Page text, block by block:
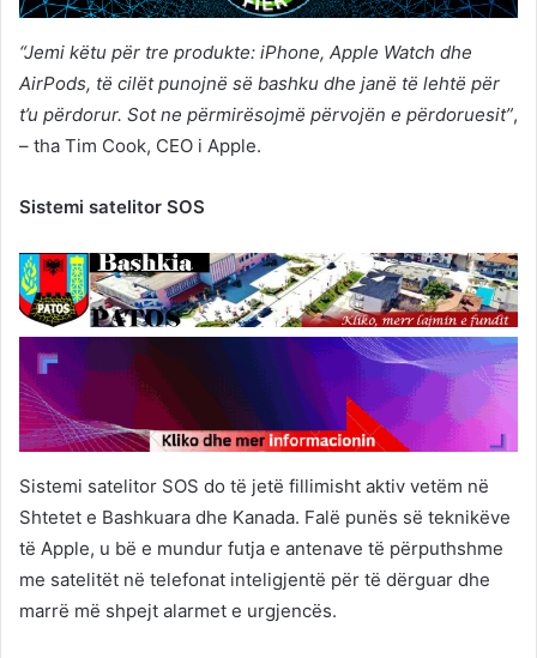
“Jemi këtu për tre produkte: iPhone, Apple Watch dhe
AirPods, të cilët punojnë së bashku dhe janë të lehtë për
t’u përdorur. Sot ne përmirësojmë përvojën e përdoruesit”,
– tha Tim Cook, CEO i Apple.
Sistemi satelitor SOS
Sistemi satelitor SOS do të jetë fillimisht aktiv vetëm në
Shtetet e Bashkuara dhe Kanada. Falë punës së teknikëve
të Apple, u bë e mundur futja e antenave të përputhshme
me satelitët në telefonat inteligjentë për të dërguar dhe
marrë më shpejt alarmet e urgjencës.